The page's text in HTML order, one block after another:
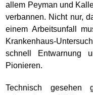
allem Peyman und
verbannen. Nicht nur,
einem Arbeitsunfall
Krankenhaus-
schnell Entwarnung
Pionieren.
Technisch